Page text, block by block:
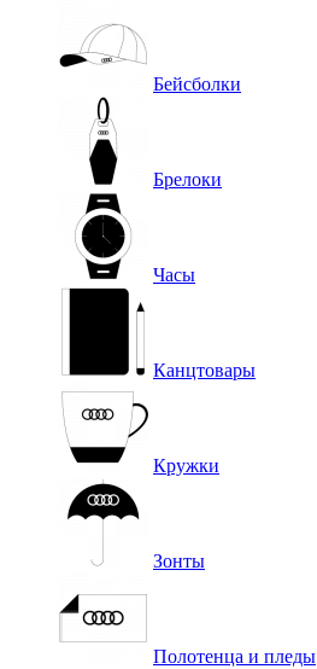
Бейсболки
Брелоки
Часы
Канцтовары
Кружки
Зонты
Полотенца и пледы